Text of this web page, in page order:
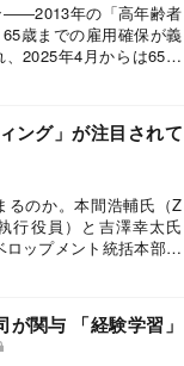
――2013年の「高年齢者
歳までの雇用確保が義
2025年4月からは65歳
る。再雇用を含めて、
て、「自分のパーソナ
た職を見つけること」
い。そもそも、新卒な
検査”とはどういうも
受検することで、企業
気づきは何か？
ング」が注目されて
るのか。本間浩輔氏（Z
行役員）と吉澤幸太氏
ロップメント統括本部）
グ』の内容から、著者
関与 「経験学習」